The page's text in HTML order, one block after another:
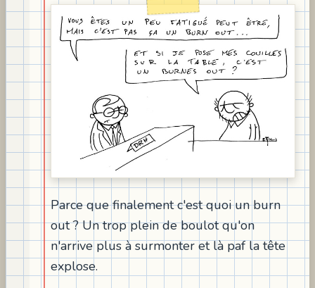
Parce que finalement c'est quoi un burn
out ? Un trop plein de boulot qu'on
n'arrive plus à surmonter et là paf la tête
explose.